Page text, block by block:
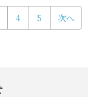
4 5 次へ